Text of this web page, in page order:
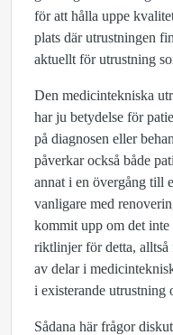
för att hålla uppe
plats där utrustningen
aktuellt för utrustning
Den medicintekniska
har ju betydelse för
på diagnosen eller
påverkar också både
annat i en övergång till
vanligare med
kommit upp om det
riktlinjer för detta, alltså
av delar i
i existerande
Sådana här frågor